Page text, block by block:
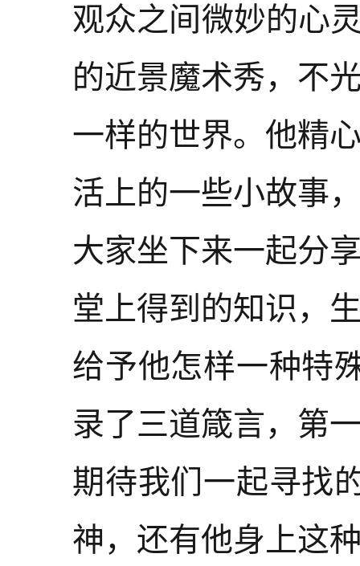
观众之间微妙的心
的近景魔术秀，不
一样的世界。他精
活上的一些小故事
大家坐下来一起分
堂上得到的知识，
给予他怎样一种特
录了三道箴言，第
期待我们一起寻找
神，还有他身上这